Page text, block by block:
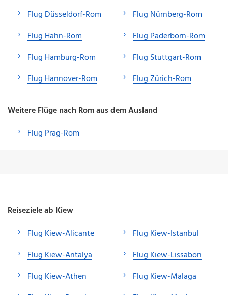
Flug Düsseldorf-Rom
Flug Hahn-Rom
Flug Hamburg-Rom
Flug Hannover-Rom
Flug Nürnberg-Rom
Flug Paderborn-Rom
Flug Stuttgart-Rom
Flug Zürich-Rom
Weitere Flüge nach Rom aus dem Ausland
Flug Prag-Rom
Reiseziele ab Kiew
Flug Kiew-Alicante
Flug Kiew-Antalya
Flug Kiew-Athen
Flug Kiew-Istanbul
Flug Kiew-Lissabon
Flug Kiew-Malaga